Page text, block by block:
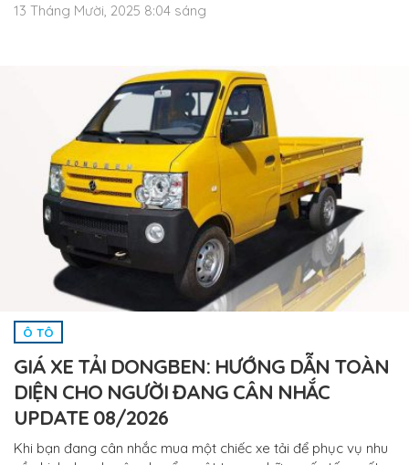
13 Tháng Mười, 2025 8:04 sáng
Ô TÔ
GIÁ XE TẢI DONGBEN: HƯỚNG DẪN TOÀN
DIỆN CHO NGƯỜI ĐANG CÂN NHẮC
UPDATE 08/2026
Khi bạn đang cân nhắc mua một chiếc xe tải để phục vụ nhu